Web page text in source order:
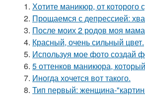
1. Хотите маникюр, от которого
2. Прощаемся с депрессией:
3. После моих 2 родов моя мама,
4. Красный, очень сильный цвет.
5. Используя мое фото создай
6. 5 оттенков маникюра,
7. Иногда хочется вот такого.
8. Тип первый: женщина-